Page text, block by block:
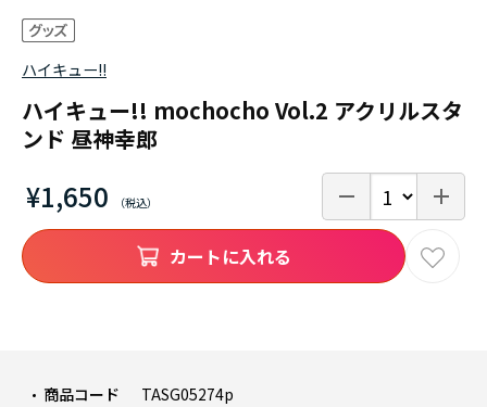
ハイキュー!!
ハイキュー!! mochocho Vol.2 アクリルスタ
ンド 昼神幸郎
¥1,650
商品コード
TASG05274p
カートに入れる